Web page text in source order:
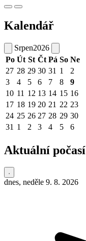
Kalendář
Srpen2026
Po Út St Čt Pá So Ne
27 28 29 30 31 1
2
3
4 5 6 7 8
9
10 11 12 13 14 15 16
17 18 19 20 21 22 23
24 25 26 27 28 29 30
31 1 2 3 4 5 6
Aktuální počasí
dnes, neděle 9. 8. 2026